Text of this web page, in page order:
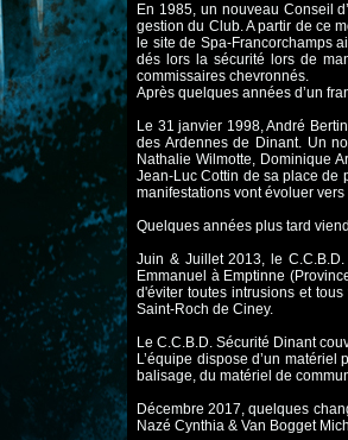
En 1985, un nouveau Conseil
gestion du Club. A partir de ce
le site de Spa-Francorchamps
dés lors la sécurité lors de
commissaires chevronnés.
Après quelques années d’un
Le 31 janvier 1998, André
des Ardennes de Dinant. Un
Nathalie Wilmotte, Dominique
Jean-Luc Cottin de sa place de
manifestations vont évoluer
Quelques années plus tard
Juin & Juillet 2013, le
Emmanuel à Emptinne
d'éviter toutes intrusions et
Saint-Roch de Ciney.
Le C.C.B.D. Sécurité Dinant
L’équipe dispose d’un
balisage, du matériel de
Décembre 2017, quelques
Nazé Cynthia & Van Bogget